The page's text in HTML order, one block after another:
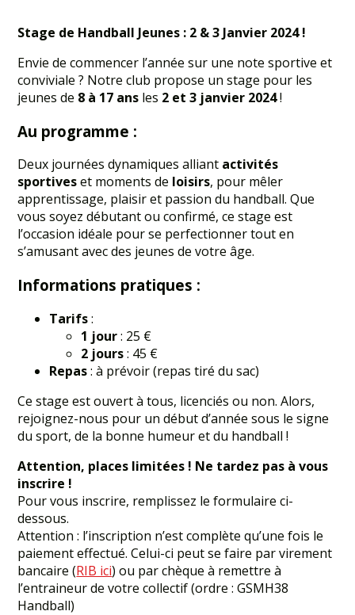
Stage de Handball Jeunes : 2 & 3 Janvier 2024 !
Envie de commencer l’année sur une note sportive et
conviviale ? Notre club propose un stage pour les
jeunes de 8 à 17 ans les 2 et 3 janvier 2024!
Au programme :
Deux journées dynamiques alliant activités
sportiveset moments de loisirs, pour mêler
apprentissage, plaisir et passion du handball. Que
vous soyez débutant ou confirmé, ce stage est
l’occasion idéale pour se perfectionner tout en
s’amusant avec des jeunes de votre âge.
Informations pratiques :
Tarifs:
1 jour: 25 €
2 jours: 45 €
Repas: à prévoir (repas tiré du sac)
Ce stage est ouvert à tous, licenciés ou non. Alors,
rejoignez-nous pour un début d’année sous le signe
du sport, de la bonne humeur et du handball !
Attention, places limitées ! Ne tardez pas à vous
inscrire !
Pour vous inscrire, remplissez le formulaire ci-
dessous.
Attention : l’inscription n’est complète qu’une fois le
paiement effectué. Celui-ci peut se faire par virement
bancaire (RIB ici) ou par chèque à remettre à
l’entraineur de votre collectif (ordre : GSMH38
Handball)